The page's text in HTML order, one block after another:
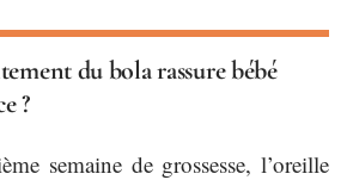
du bola rassure bébé
?
semaine de grossesse, l’oreille